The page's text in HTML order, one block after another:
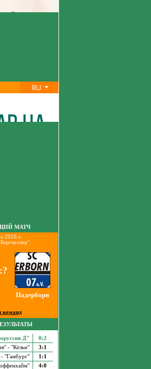
RU
МАТЧ
2026 г.
Падерборн
команд
Д"
0:2
- "Кёльн"
3:1
- "Гамбург"
1:1
4:0